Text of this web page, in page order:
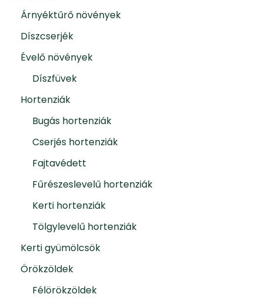
Árnyéktűrő növények
Díszcserjék
Évelő növények
Díszfüvek
Hortenziák
Bugás hortenziák
Cserjés hortenziák
Fajtavédett
Fűrészeslevelű hortenziák
Kerti hortenziák
Tölgylevelű hortenziák
Kerti gyümölcsök
Örökzöldek
Félörökzöldek